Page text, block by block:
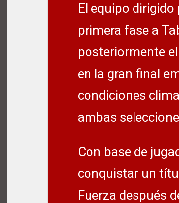
El equipo
primera fase a
posteriormente
en la gran final
condiciones
ambas
Con base de
conquistar un
Fuerza después